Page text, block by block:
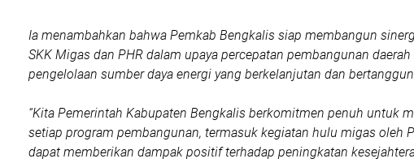
Ia menambahkan bahwa Pemkab Bengkalis siap membangun
SKK Migas dan PHR dalam upaya percepatan pembangunan
pengelolaan sumber daya energi yang berkelanjutan dan
“Kita Pemerintah Kabupaten Bengkalis berkomitmen penuh untuk
setiap program pembangunan, termasuk kegiatan hulu migas oleh
dapat memberikan dampak positif terhadap peningkatan